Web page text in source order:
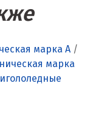
марка А /
марка